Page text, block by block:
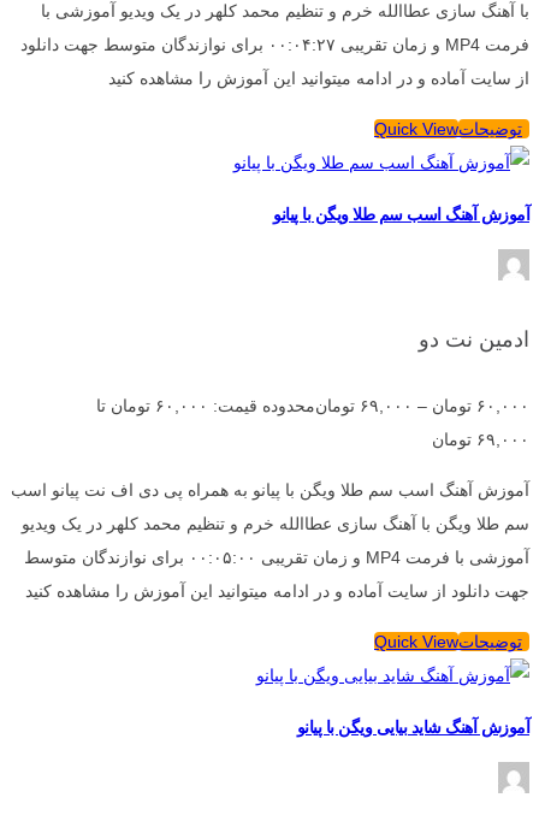
با آهنگ سازی عطاالله خرم و تنظیم محمد کلهر در یک ویدیو آموزشی با
فرمت MP4 و زمان تقریبی ۰۰:۰۴:۲۷ برای نوازندگان متوسط جهت دانلود
از سایت آماده و در ادامه میتوانید این آموزش را مشاهده کنید
توضیحاتQuick View
آموزش آهنگ اسب سم طلا ویگن با پیانو
ادمین نت دو
۶۰,۰۰۰ تومان – ۶۹,۰۰۰ تومان
محدوده قیمت: ۶۰,۰۰۰ تومان تا
۶۹,۰۰۰ تومان
آموزش آهنگ اسب سم طلا ویگن با پیانو به همراه پی دی اف نت پیانو اسب
سم طلا ویگن با آهنگ سازی عطاالله خرم و تنظیم محمد کلهر در یک ویدیو
آموزشی با فرمت MP4 و زمان تقریبی ۰۰:۰۵:۰۰ برای نوازندگان متوسط
جهت دانلود از سایت آماده و در ادامه میتوانید این آموزش را مشاهده کنید
توضیحاتQuick View
آموزش آهنگ شاید بیایی ویگن با پیانو